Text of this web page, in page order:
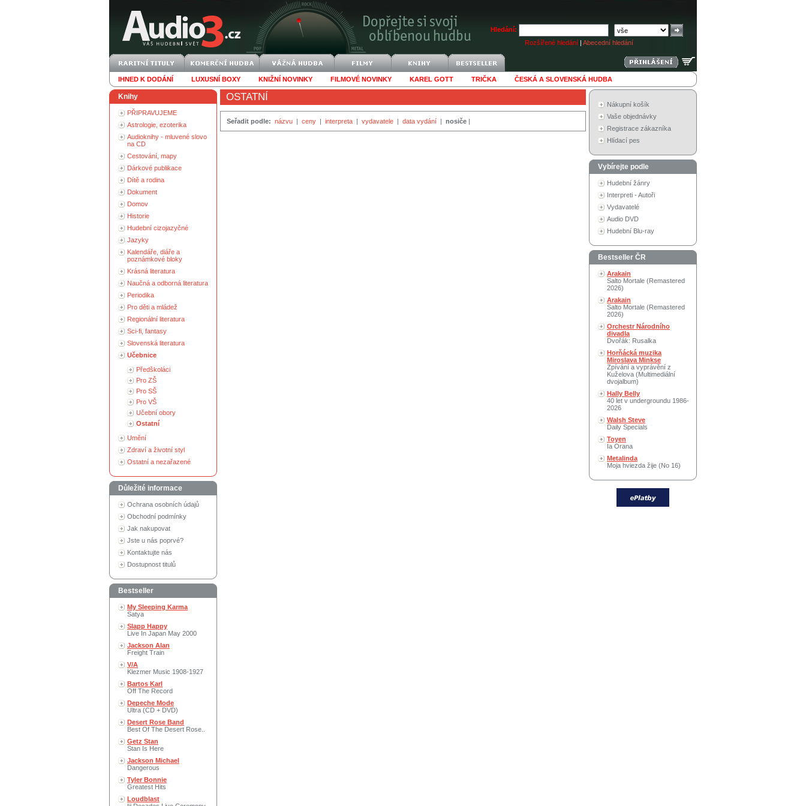
Hledání:
Rozšířené hledání | Abecední hledání
IHNED K DODÁNÍ LUXUSNÍ BOXY KNIŽNÍ NOVINKY FILMOVÉ NOVINKY KAREL GOTT TRIČKA ČESKÁ A SLOVENSKÁ HUDBA
Knihy
PŘIPRAVUJEME
Astrologie, ezoterika
Audioknihy - mluvené slovo
na CD
Cestování, mapy
Dárkové publikace
Dítě a rodina
Dokument
Domov
Historie
Hudební cizojazyčné
Jazyky
Kalendáře, diáře a
poznámkové bloky
Krásná literatura
Naučná a odborná literatura
Periodika
Pro děti a mládež
Regionální literatura
Sci-fi, fantasy
Slovenská literatura
Učebnice
Předškoláci
Pro ZŠ
Pro SŠ
Pro VŠ
Učební obory
Ostatní
Umění
Zdraví a životní styl
Ostatní a nezařazené
Důležité informace
Ochrana osobních údajů
Obchodní podmínky
Jak nakupovat
Jste u nás poprvé?
Kontaktujte nás
Dostupnost titulů
Bestseller
My Sleeping Karma
Satya
Slapp Happy
Live In Japan May 2000
Jackson Alan
Freight Train
V/A
Klezmer Music 1908-1927
Bartos Karl
Off The Record
Depeche Mode
Ultra (CD + DVD)
Desert Rose Band
Best Of The Desert Rose..
Getz Stan
Stan Is Here
Jackson Michael
Dangerous
Tyler Bonnie
Greatest Hits
Loudblast
OSTATNÍ
Seřadit podle: názvu | ceny | interpreta | vydavatele | data vydání | nosiče |
Nákupní košík
Vaše objednávky
Registrace zákazníka
Hlídací pes
Vybírejte podle
Hudební žánry
Interpreti - Autoři
Vydavatelé
Audio DVD
Hudební Blu-ray
Bestseller ČR
Arakain
Salto Mortale (Remastered
2026)
Arakain
Salto Mortale (Remastered
2026)
Orchestr Národního
divadla
Dvořák: Rusalka
Horňácká muzika
Miroslava Minkse
Zpívání a vyprávění z
Kuželova (Multimediální
dvojalbum)
Hally Belly
40 let v undergroundu 1986-
2026
Walsh Steve
Daily Specials
Toyen
Ia Orana
Metalinda
Moja hviezda žije (No 16)